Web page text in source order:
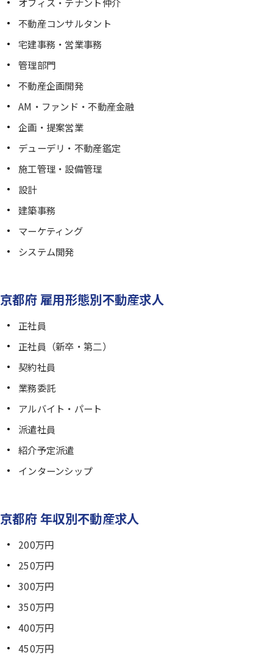
不動産コンサルタント
宅建事務・営業事務
管理部門
不動産企画開発
AM・ファンド・不動産金融
企画・提案営業
デューデリ・不動産鑑定
施工管理・設備管理
設計
建築事務
マーケティング
システム開発
京都府 雇用形態別不動産求人
正社員
正社員（新卒・第二）
契約社員
業務委託
アルバイト・パート
派遣社員
紹介予定派遣
インターンシップ
京都府 年収別不動産求人
200万円
250万円
300万円
350万円
400万円
450万円